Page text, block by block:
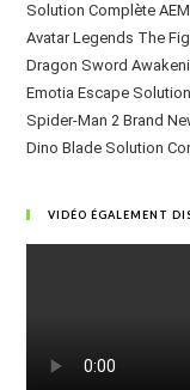
Solution Complète
Avatar Legends The
Dragon Sword
Emotia Escape
Spider-Man 2 Brand
Dino Blade Solution
VIDÉO ÉGALEMENT